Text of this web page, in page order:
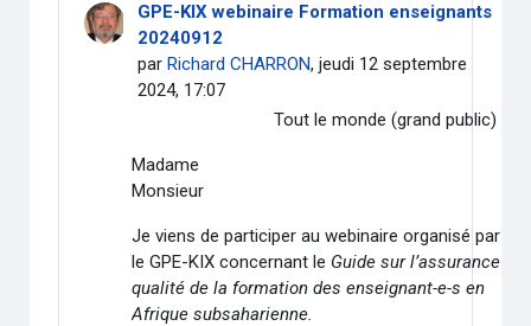
GPE-KIX webinaire Formation enseignants
20240912
parRichard CHARRON, jeudi 12 septembre
2024, 17:07
Tout le monde (grand public)
Madame
Monsieur
Je viens de participer au webinaire organisé par
le GPE-KIX concernant le Guide sur l’assurance
qualité de la formation des enseignant-e-s en
Afrique subsaharienne.